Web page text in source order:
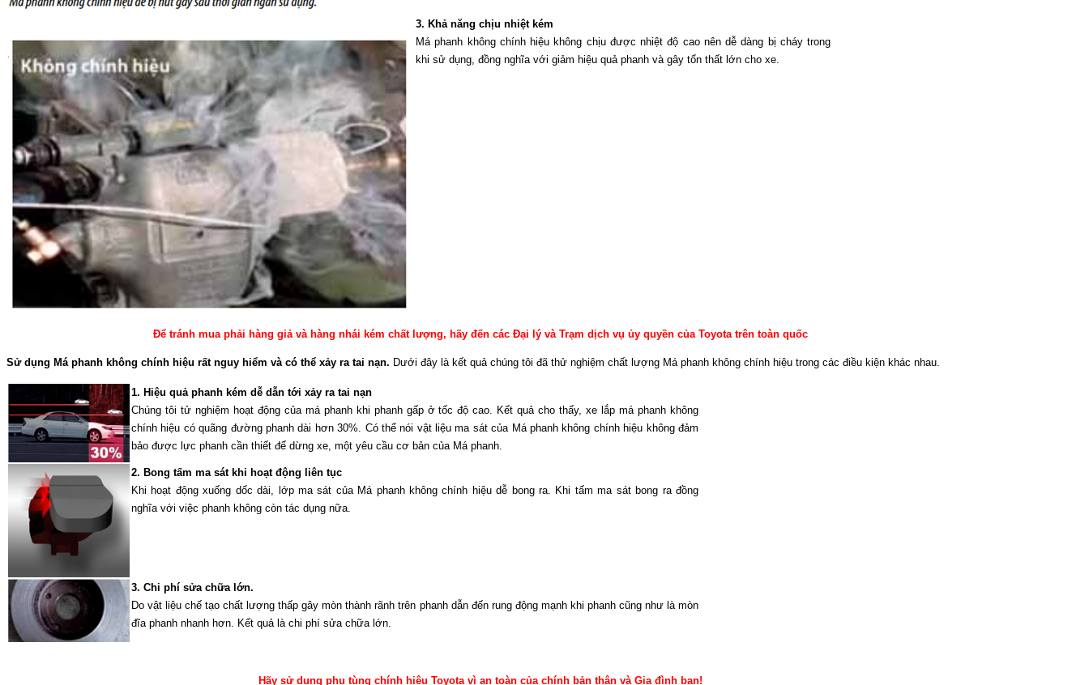
3. Khả năng chịu nhiệt kém
Má phanh không chính hiệu không chịu được nhiệt độ cao nên dễ dàng bị cháy trong
khi sử dụng, đồng nghĩa với giảm hiệu quả phanh và gây tổn thất lớn cho xe.
Để tránh mua phải hàng giả và hàng nhái kém chất lượng, hãy đến các Đại lý và Trạm dịch vụ ủy quyền của Toyota trên toàn quốc
Sử dụng Má phanh không chính hiệu rất nguy hiểm và có thể xảy ra tai nạn. Dưới đây là kết quả chúng tôi đã thử nghiệm chất lượng Má phanh không chính hiệu trong các điều kiện khác nhau.
1. Hiệu quả phanh kém dễ dẫn tới xảy ra tai nạn
Chúng tôi tử nghiệm hoạt động của má phanh khi phanh gấp ở tốc độ cao. Kết quả cho thấy, xe lắp má phanh không
chính hiệu có quãng đường phanh dài hơn 30%. Có thể nói vật liệu ma sát của Má phanh không chính hiệu không đảm
bảo được lực phanh cần thiết để dừng xe, một yêu cầu cơ bản của Má phanh.
2. Bong tấm ma sát khi hoạt động liên tục
Khi hoạt động xuống dốc dài, lớp ma sát của Má phanh không chính hiệu dễ bong ra. Khi tấm ma sát bong ra đồng
nghĩa với việc phanh không còn tác dụng nữa.
3. Chi phí sửa chữa lớn.
Do vật liệu chế tạo chất lượng thấp gây mòn thành rãnh trên phanh dẫn đến rung động mạnh khi phanh cũng như là mòn
đĩa phanh nhanh hơn. Kết quả là chi phí sửa chữa lớn.
Hãy sử dụng phụ tùng chính hiệu Toyota vì an toàn của chính bản thân và Gia đình bạn!